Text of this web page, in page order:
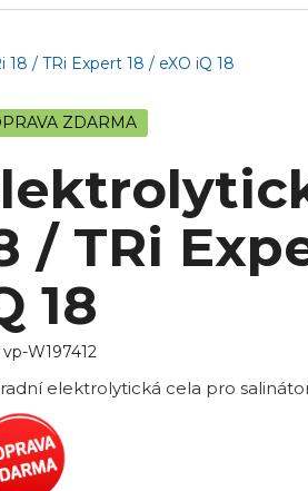
18 / TRi Expert 18 / eXO iQ 18
ZDARMA
/ TRi
18
vp-W197412
elektrolytická cela pro salinátor